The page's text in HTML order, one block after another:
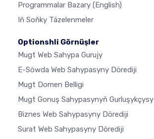
Programmalar Bazary (English)
Iň Soňky Täzelenmeler
Optionshli Görnüşler
Mugt Web Sahypa Gurujy
E-Söwda Web Sahypasyny Dörediji
Mugt Domen Belligi
Mugt Gonuş Sahypasynyň Gurluşykçysy
Biznes Web Sahypasyny Dörediji
Surat Web Sahypasyny Dörediji